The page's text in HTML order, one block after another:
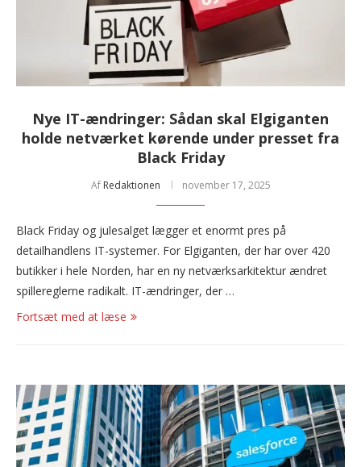
Nye IT-ændringer: Sådan skal Elgiganten
holde netværket kørende under presset fra
Black Friday
Af Redaktionen november 17, 2025
Black Friday og julesalget lægger et enormt pres på
detailhandlens IT-systemer. For Elgiganten, der har over 420
butikker i hele Norden, har en ny netværksarkitektur ændret
spillereglerne radikalt. IT-ændringer, der …
Fortsæt med at læse